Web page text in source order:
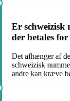
Er schweizisk
der betales for
Det afhænger af
schweizisk
andre kan kræve